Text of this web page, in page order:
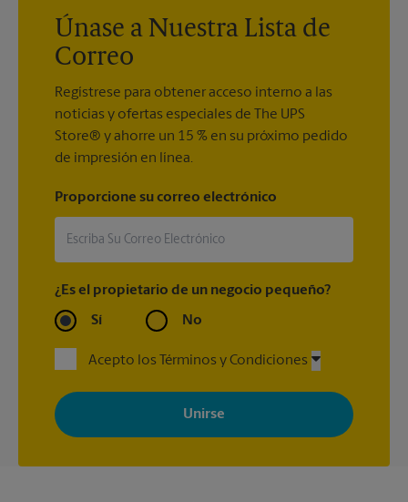
Únase a Nuestra Lista de
Correo
Regístrese para obtener acceso interno a las
noticias y ofertas especiales de The UPS
Store® y ahorre un 15 % en su próximo pedido
de impresión en línea.
Proporcione su correo electrónico
¿Es el propietario de un negocio pequeño?
Sí No
Acepto los Términos y Condiciones
Al registrarse, acepta recibir correos electrónicos de The UPS
Store con noticias, ofertas especiales, promociones y mensajes
adaptados a sus intereses. Puede darse de baja en cualquier
momento. Para más información, consulte nuestra política de